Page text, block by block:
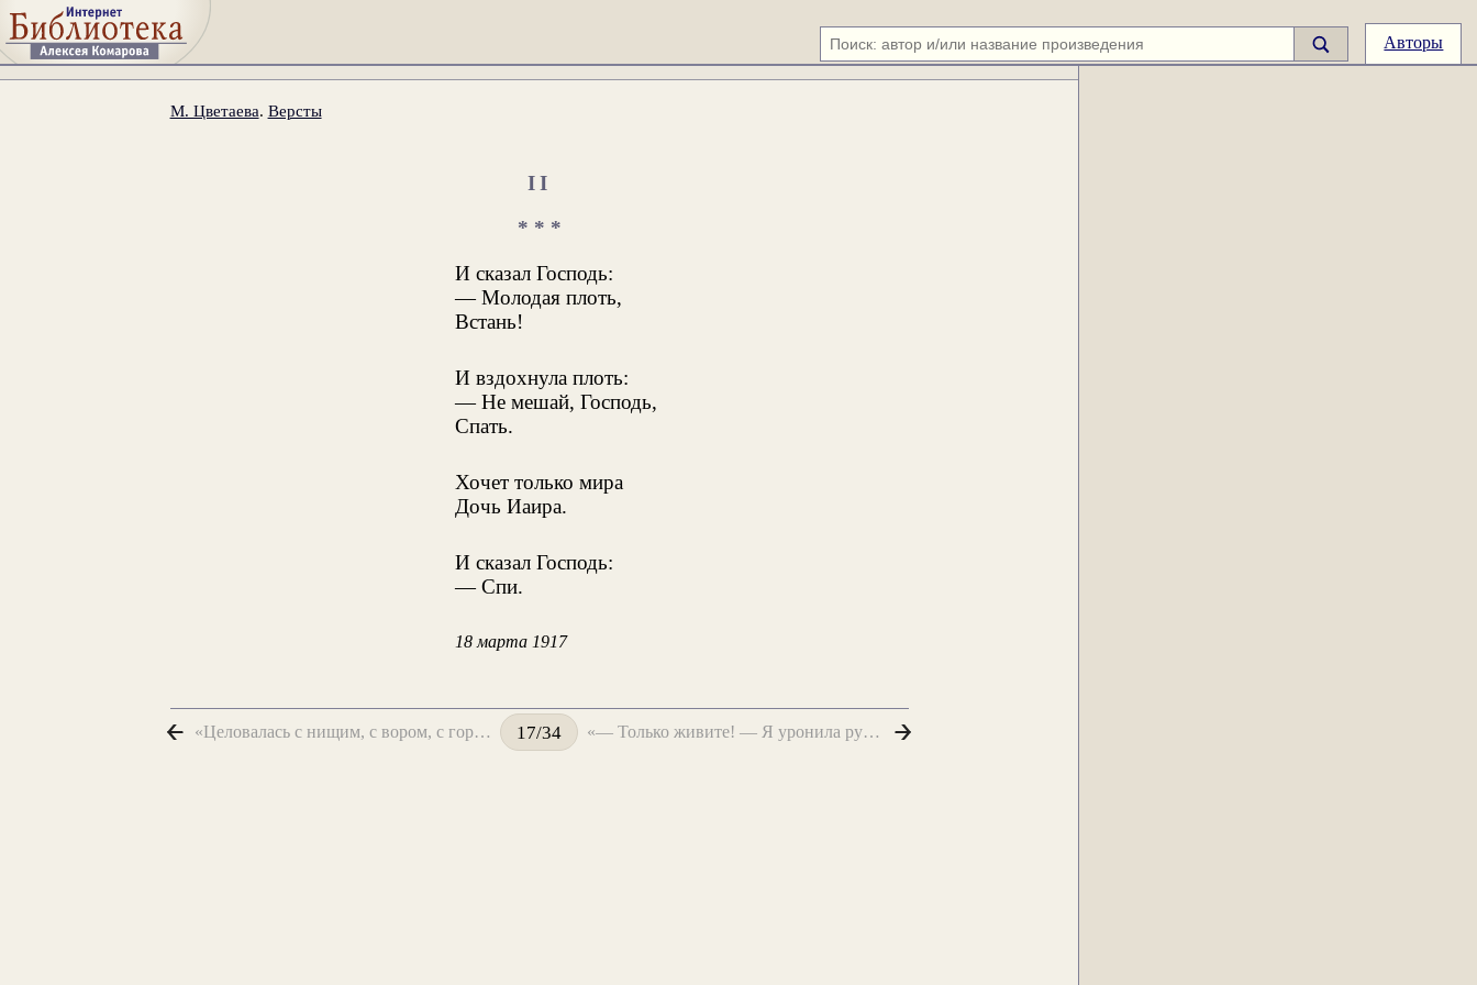
Авторы
М. Цветаева. Версты
II
* * *
И сказал Господь:
— Молодая плоть,
Встань!
И вздохнула плоть:
— Не мешай, Господь,
Спать.
Хочет только мира
Дочь Иаира.
И сказал Господь:
— Спи.
18 марта 1917
«Целовалась с нищим, с вором, с горбачом...» 17/34 «— Только живите! — Я уронила руки...»